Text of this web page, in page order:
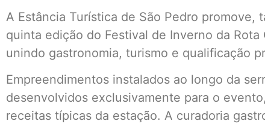
A Estância Turística de São Pedro promove,
quinta edição do Festival de Inverno da Rota
unindo gastronomia, turismo e qualificação
Empreendimentos instalados ao longo da
desenvolvidos exclusivamente para o
receitas típicas da estação. A curadoria